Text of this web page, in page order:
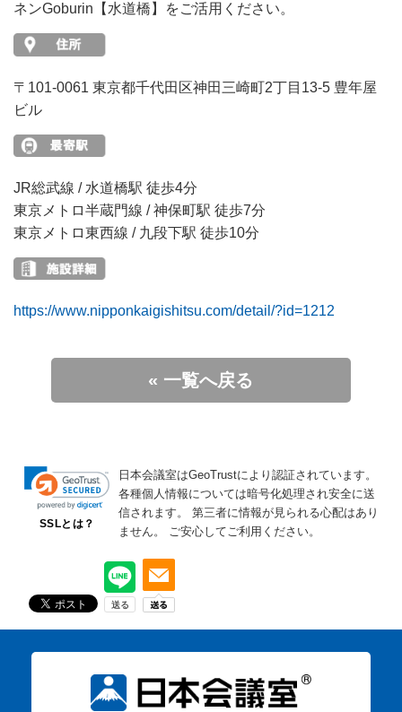
ネンGoburin【水道橋】をご活用ください。
〒101-0061 東京都千代田区神田三崎町2丁目13-5 豊年屋
ビル
JR総武線 / 水道橋駅 徒歩4分
東京メトロ半蔵門線 / 神保町駅 徒歩7分
東京メトロ東西線 / 九段下駅 徒歩10分
https://www.nipponkaigishitsu.com/detail/?id=1212
« 一覧へ戻る
SSLとは？
日本会議室はGeoTrustにより認証されています。
各種個人情報については暗号化処理され安全に送
信されます。
第三者に情報が見られる心配はあり
ません。
ご安心してご利用ください。